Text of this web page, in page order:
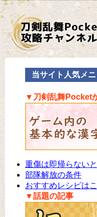
当サイト人気メ
▼刀剣乱舞Pocket
重傷は即帰らない
部隊解放の条件
おすすめレシピはこ
▼話題の記事